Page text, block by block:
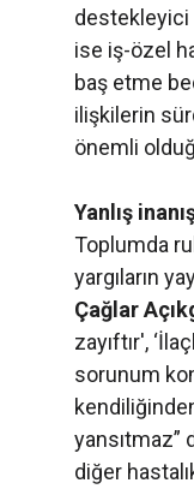
destekleyici
ise iş-özel
baş etme
ilişkilerin
önemli
Yanlış
Toplumda
yargıların
Çağlar
zayıftır',
sorunum
yansıtmaz”
diğer